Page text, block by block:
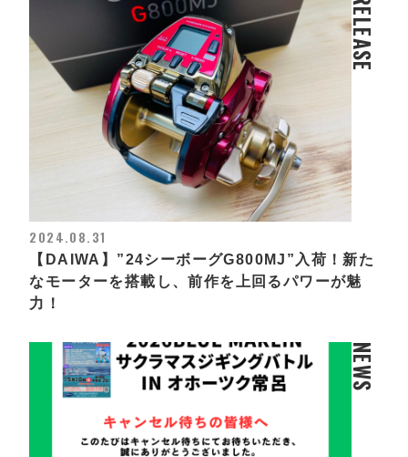
RELEASE
2024.08.31
【DAIWA】”24シーボーグG800MJ”入荷！新た
なモーターを搭載し、前作を上回るパワーが魅
力！
NEWS